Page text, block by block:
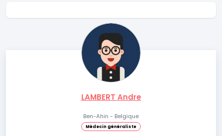
LAMBERT Andre
Ben-Ahin - Belgique
Médecin généraliste